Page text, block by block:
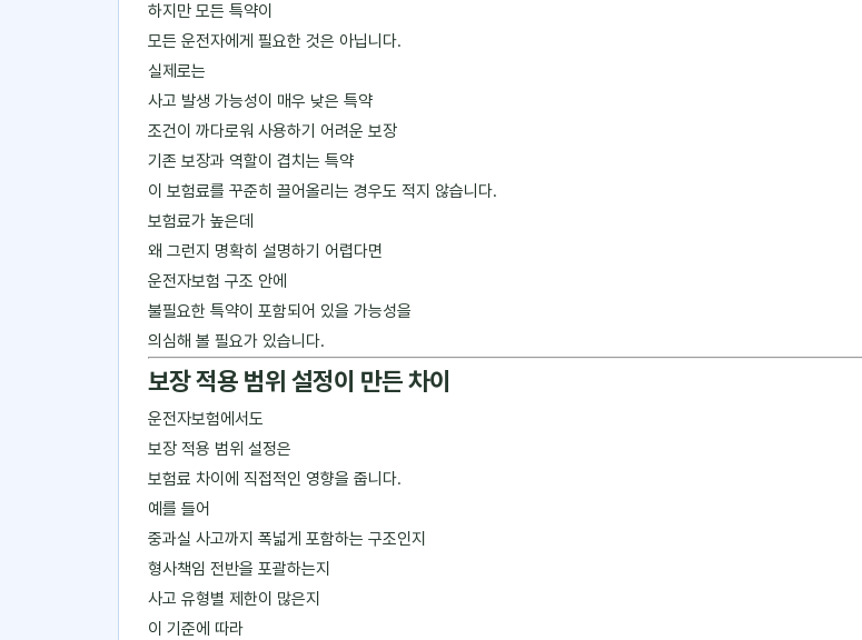
하지만 모든 특약이
모든 운전자에게 필요한 것은 아닙니다.
실제로는
사고 발생 가능성이 매우 낮은 특약
조건이 까다로워 사용하기 어려운 보장
기존 보장과 역할이 겹치는 특약
이 보험료를 꾸준히 끌어올리는 경우도 적지 않습니다.
보험료가 높은데
왜 그런지 명확히 설명하기 어렵다면
운전자보험 구조 안에
불필요한 특약이 포함되어 있을 가능성을
의심해 볼 필요가 있습니다.
보장 적용 범위 설정이 만든 차이
운전자보험에서도
보장 적용 범위 설정은
보험료 차이에 직접적인 영향을 줍니다.
예를 들어
중과실 사고까지 폭넓게 포함하는 구조인지
형사책임 전반을 포괄하는지
사고 유형별 제한이 많은지
이 기준에 따라